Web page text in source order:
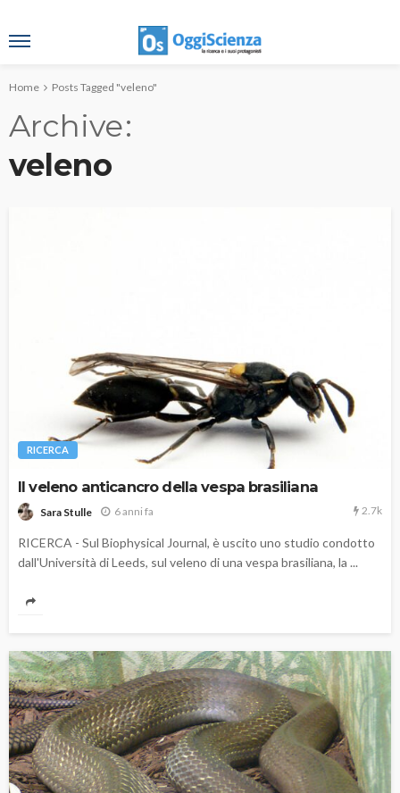
Home Posts Tagged "veleno"
Archive
veleno
RICERCA
Il veleno anticancro della vespa brasiliana
Sara Stulle 6 anni fa 2.7k
RICERCA - Sul Biophysical Journal, è uscito uno studio condotto
dall'Università di Leeds, sul veleno di una vespa brasiliana, la ...